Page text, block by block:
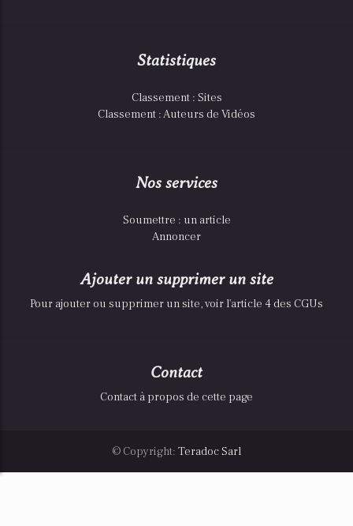
Statistiques
Classement : Sites
Classement : Auteurs de Vidéos
Nos services
Soumettre : un article
Annoncer
Ajouter un supprimer un site
Pour ajouter ou supprimer un site, voir l'article 4 des CGUs
Contact
Contact à propos de cette page
© Copyright: Teradoc Sarl